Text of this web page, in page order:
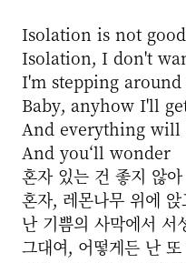
Isolation is not
Isolation, I don't
I'm stepping
Baby, anyhow I'll
And everything will
And you‘ll wonder
혼자 있는 건 좋지 않아
혼자, 레몬나무 위에
난 기쁨의 사막에서 서
그대여, 어떻게든 난